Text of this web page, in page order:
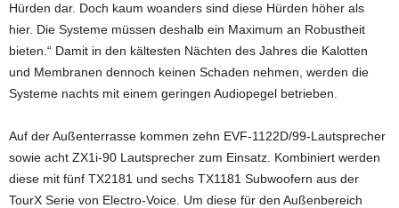
Hürden dar. Doch kaum woanders sind diese Hürden höher als
hier. Die Systeme müssen deshalb ein Maximum an Robustheit
bieten.“ Damit in den kältesten Nächten des Jahres die Kalotten
und Membranen dennoch keinen Schaden nehmen, werden die
Systeme nachts mit einem geringen Audiopegel betrieben.
Auf der Außenterrasse kommen zehn EVF-1122D/99-Lautsprecher
sowie acht ZX1i-90 Lautsprecher zum Einsatz. Kombiniert werden
diese mit fünf TX2181 und sechs TX1181 Subwoofern aus der
TourX Serie von Electro-Voice. Um diese für den Außenbereich